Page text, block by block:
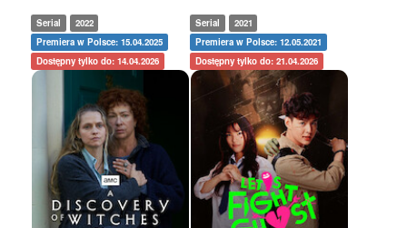
Serial
2022
Premiera w Polsce: 15.04.2025
Dostępny tylko do: 14.04.2026
Serial
2021
Premiera w Polsce: 12.05.2021
Dostępny tylko do: 21.04.2026